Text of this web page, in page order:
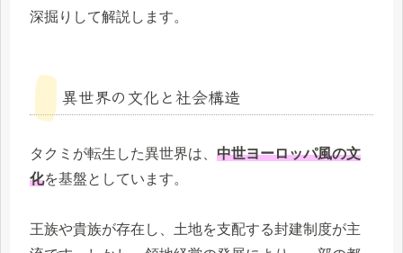
深掘りして解説します。
異世界の文化と社会構造
タクミが転生した異世界は、 中世ヨーロッパ風の文
化を基盤としています。
王族や貴族が存在し、土地を支配する封建制度が主